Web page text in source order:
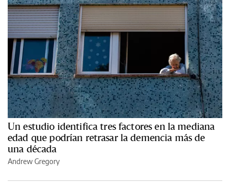
Un estudio identifica tres factores en la mediana
edad que podrían retrasar la demencia más de
una década
Andrew Gregory